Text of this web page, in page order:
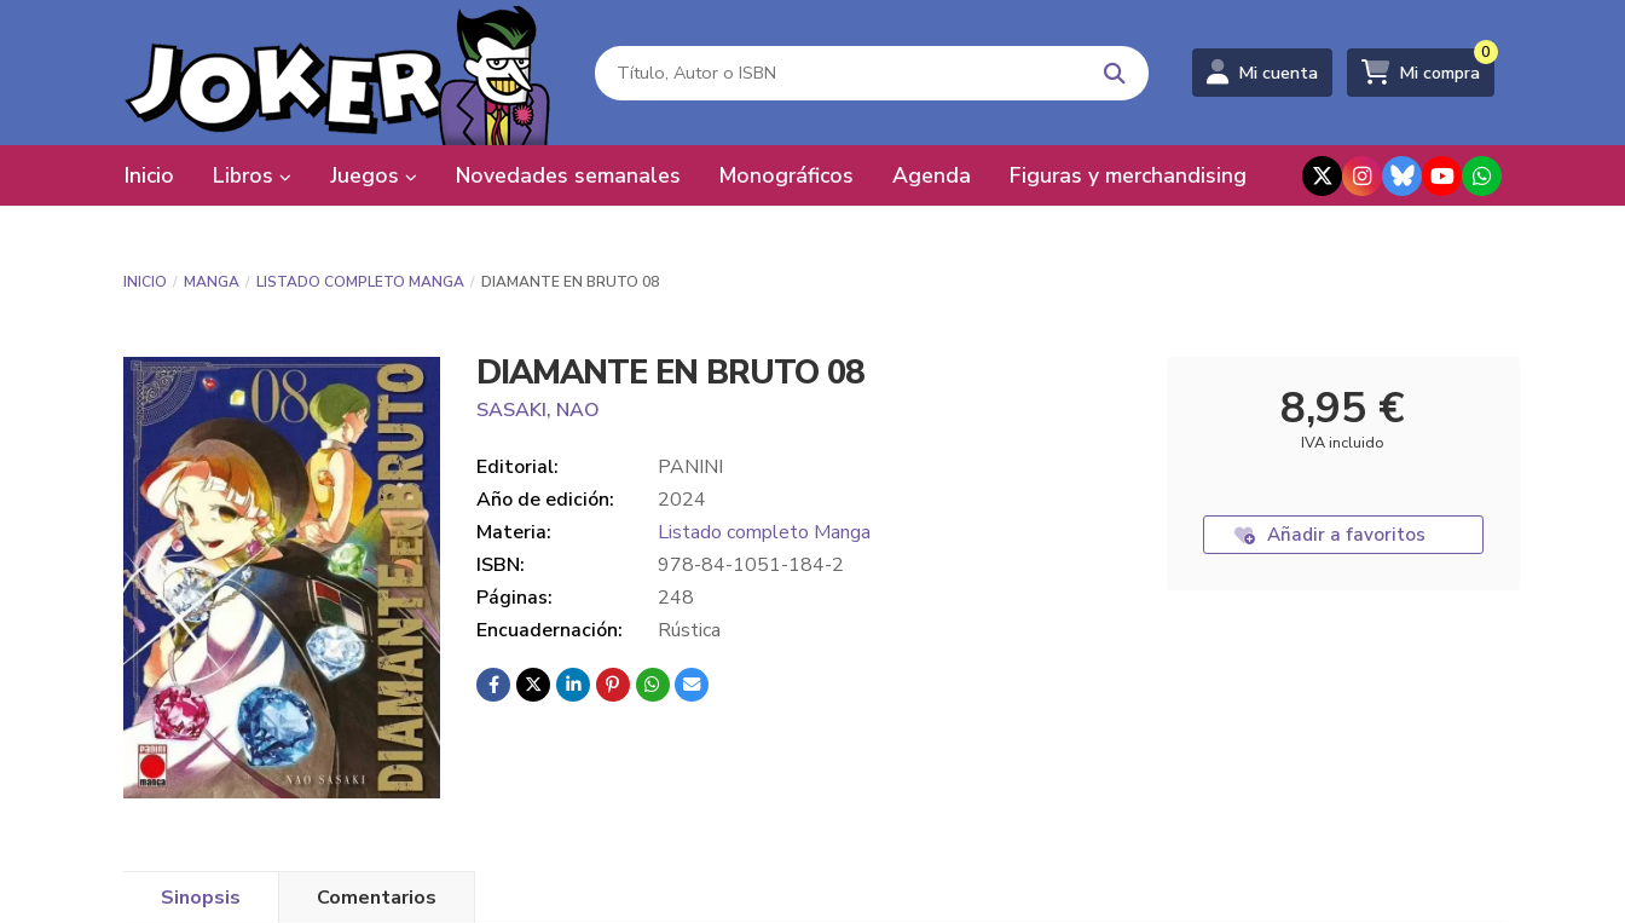
Mi cuenta Mi compra
0
Inicio Libros Juegos Novedades semanales Monográficos Agenda Figuras y merchandising
INICIO MANGA LISTADO COMPLETO MANGA DIAMANTE EN BRUTO 08
DIAMANTE EN BRUTO 08
SASAKI, NAO
Editorial:
PANINI
Año de edición:
2024
Materia:
Listado completo Manga
ISBN:
978-84-1051-184-2
Páginas:
248
Encuadernación:
Rústica
8,95 €
IVA incluido
Añadir a favoritos
Sinopsis Comentarios